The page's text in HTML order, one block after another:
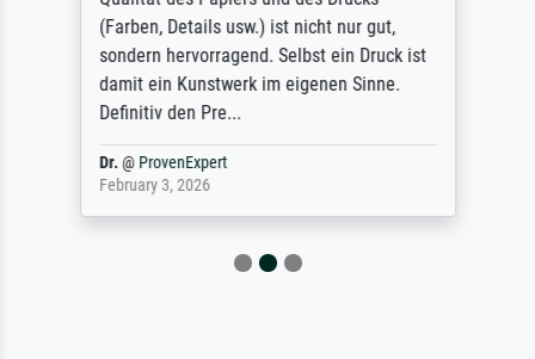
(Farben, Details usw.) ist nicht nur gut,
sondern hervorragend. Selbst ein Druck ist
damit ein Kunstwerk im eigenen Sinne.
Definitiv den Pre...
Dr.@ ProvenExpert
February 3, 2026